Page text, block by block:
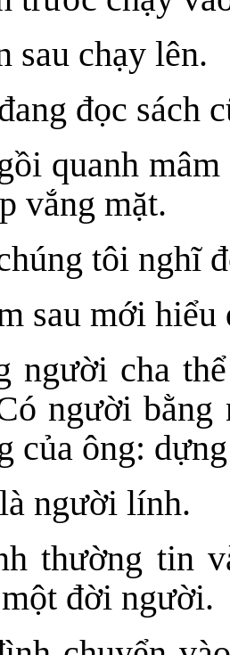
sau chạy lên.
đọc sách
quanh
vắng mặt.
tôi nghĩ
sau mới
người cha
người
của ông:
người lính.
thường tin
đời người.